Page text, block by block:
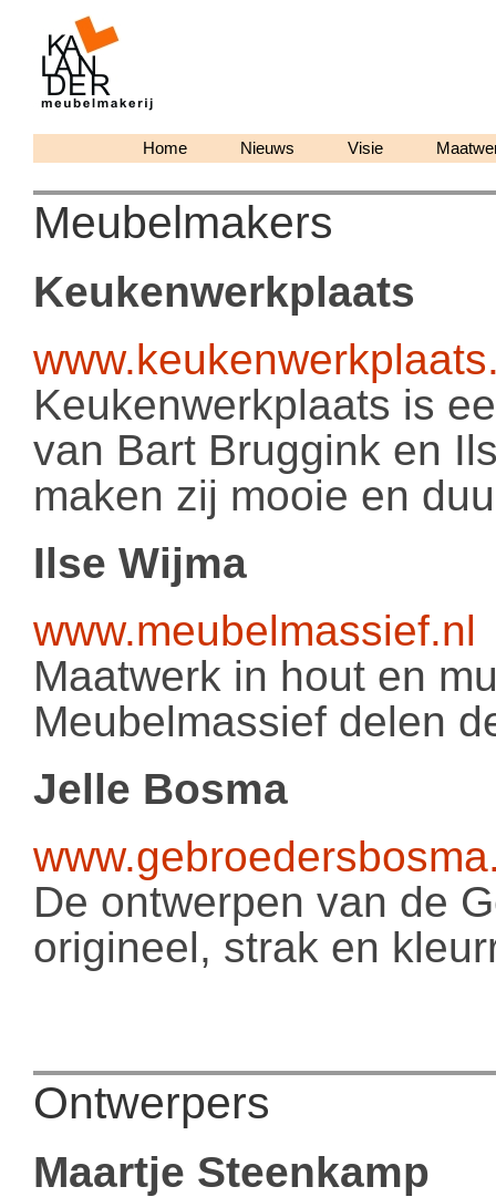
Home Nieuws Visie
Meubelmakers
Keukenwerkplaats
Keukenwerkplaats is
van Bart Bruggink en
maken zij mooie en
Ilse Wijma
www.meubelmassief.nl
Maatwerk in hout en
Meubelmassief delen
Jelle Bosma
De ontwerpen van de
origineel, strak en
Ontwerpers
Maartje Steenkamp